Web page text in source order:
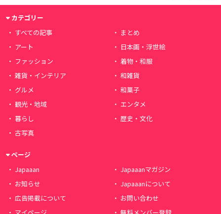
カテゴリー
すべての記事
まとめ
アート
日本画・浮世絵
ファッション
着物・和服
雑貨・インテリア
和雑貨
グルメ
和菓子
観光・地域
エンタメ
暮らし
歴史・文化
古写真
ページ
Japaaan
Japaaanマガジン
お知らせ
Japaaanについて
広告掲載について
お問い合わせ